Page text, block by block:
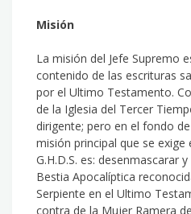
Misión
La misión del Jefe Supremo
contenido de las escrituras
por el Ultimo Testamento.
de la Iglesia del Tercer
dirigente; pero en el fondo
misión principal que se exige
G.H.D.S. es: desenmascarar
Bestia Apocalíptica
Serpiente en el Ultimo
contra de la Mujer Ramera